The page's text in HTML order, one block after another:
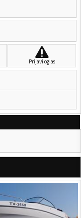
Prijavi oglas